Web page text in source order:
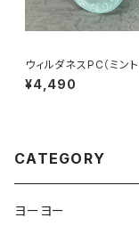
ウィルダネスPC（ミント
¥4,490
CATEGORY
ヨーヨー